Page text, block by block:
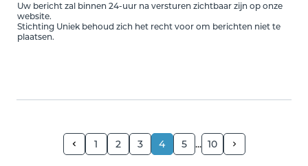
Uw bericht zal binnen 24-uur na versturen zichtbaar zijn op onze
website.
Stichting Uniek behoud zich het recht voor om berichten niet te
plaatsen.
1 2 3 4 5 10